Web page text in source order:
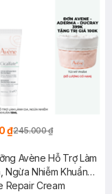
₫245.000 ₫
Avène Hỗ Trợ Làm
Ngừa Nhiễm Khuẩn
Repair Cream